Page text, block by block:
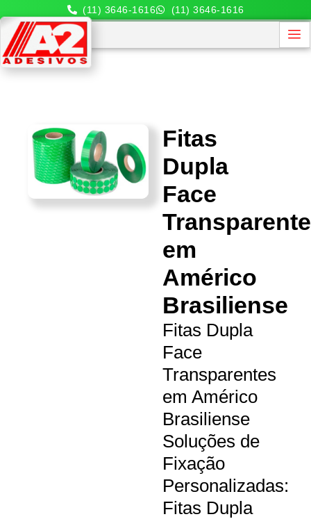
(11) 3646-1616 (11) 3646-1616
Fitas
Dupla
Face
em
Américo
Brasiliense
Fitas Dupla
Face
Transparentes
em Américo
Brasiliense
Soluções de
Fixação
Personalizadas:
Fitas Dupla